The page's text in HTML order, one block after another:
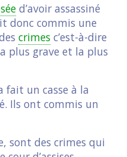
d’avoir assassiné
donc commis une
crimes c’est-à-dire
plus grave et la plus
fait un casse à la
Ils ont commis un
sont des crimes qui